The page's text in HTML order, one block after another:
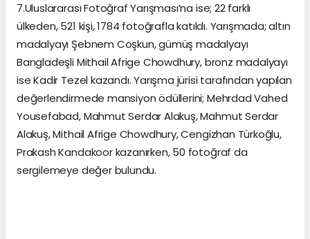
7.Uluslararası Fotoğraf Yarışması’na ise; 22 farklı
ülkeden, 521 kişi, 1784 fotoğrafla katıldı. Yarışmada; altın
madalyayı Şebnem Coşkun, gümüş madalyayı
Bangladeşli Mithail Afrige Chowdhury, bronz madalyayı
ise Kadir Tezel kazandı. Yarışma jürisi tarafından yapılan
değerlendirmede mansiyon ödüllerini; Mehrdad Vahed
Yousefabad, Mahmut Serdar Alakuş, Mahmut Serdar
Alakuş, Mithail Afrige Chowdhury, Cengizhan Türkoğlu,
Prakash Kandakoor kazanırken, 50 fotoğraf da
sergilemeye değer bulundu.